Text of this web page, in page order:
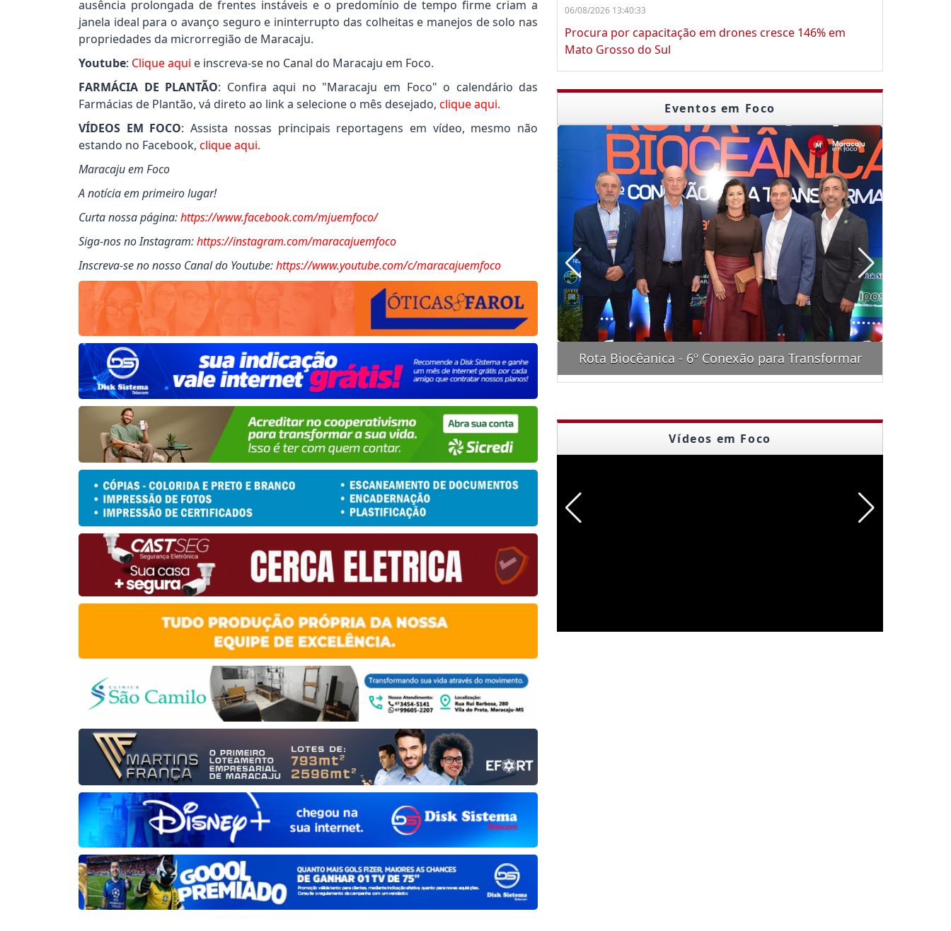
ausência prolongada de frentes instáveis e o predomínio de tempo firme criam a
janela ideal para o avanço seguro e ininterrupto das colheitas e manejos de solo nas
propriedades da microrregião de Maracaju.
Youtube: Clique aqui e inscreva-se no Canal do Maracaju em Foco.
FARMÁCIA DE PLANTÃO: Confira aqui no "Maracaju em Foco" o calendário das
Farmácias de Plantão, vá direto ao link a selecione o mês desejado, clique aqui.
VÍDEOS EM FOCO: Assista nossas principais reportagens em vídeo, mesmo não
estando no Facebook, clique aqui.
Maracaju em Foco
A notícia em primeiro lugar!
Curta nossa página:https://www.facebook.com/mjuemfoco/
Siga-nos no Instagram:https://instagram.com/maracajuemfoco
Inscreva-se no nosso Canal do Youtube:https://www.youtube.com/c/maracajuemfoco
06/08/2026 13:40:33
Procura por capacitação em drones cresce 146% em
Mato Grosso do Sul
Eventos em Foco
da Acácia Branca 2026 Encontro "Amigos do Portela" Rota Biocêanica - 6º Conexão para Transformar
Vídeos em Foco